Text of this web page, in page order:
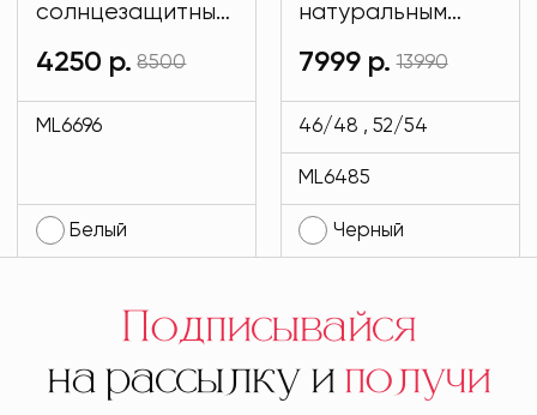
солнцезащитные
имиджевые
белого цвета
MODLAV ML6696-
4250 р. 8500
ML6696
Белый
натуральным
мехом и на
подкладе кролик
черного цвета
MODLAV ML6485-
13
7999 р. 13990
46/48 , 52/54
ML6485
Черный
Подписывайся
на рассылку иполучи